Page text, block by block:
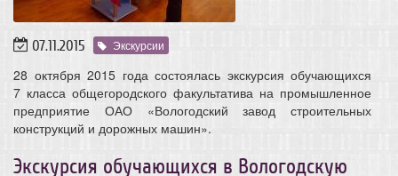
07.11.2015 Экскурсии
28 октября 2015 года состоялась экскурсия обучающихся
7 класса общегородского факультатива на промышленное
предприятие ОАО «Вологодский завод строительных
конструкций и дорожных машин».
Экскурсия обучающихся в Вологодскую